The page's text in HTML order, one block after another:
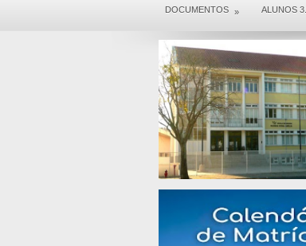
DOCUMENTOS » ALUNOS